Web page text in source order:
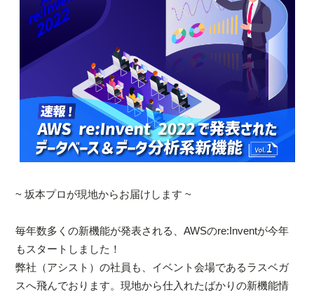
~ 坂本プロが現地からお届けします ~
毎年数多くの新機能が発表される、AWSのre:Inventが今年
もスタートしました！
弊社（アシスト）の社員も、イベント会場であるラスベガ
スへ飛んでおります。現地から仕入れたばかりの新機能情